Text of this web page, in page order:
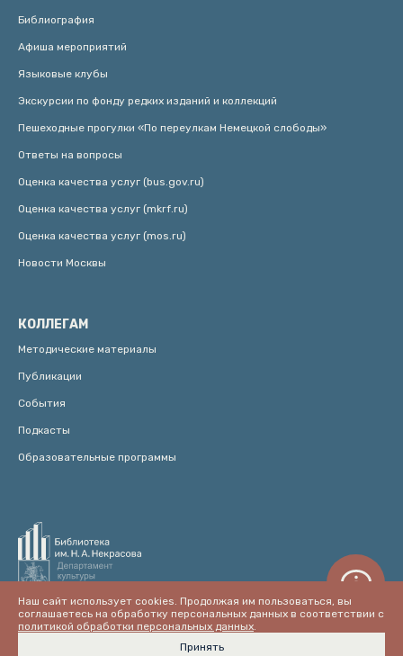
Библиография
Афиша мероприятий
Языковые клубы
Экскурсии по фонду редких изданий и коллекций
Пешеходные прогулки «По переулкам Немецкой слободы»
Ответы на вопросы
Оценка качества услуг (bus.gov.ru)
Оценка качества услуг (mkrf.ru)
Оценка качества услуг (mos.ru)
Новости Москвы
КОЛЛЕГАМ
Методические материалы
Публикации
События
Подкасты
Образовательные программы
Наш сайт использует cookies. Продолжая им пользоваться, вы
соглашаетесь на обработку персональных данных в соответствии с
политикой обработки персональных данных.
Принять